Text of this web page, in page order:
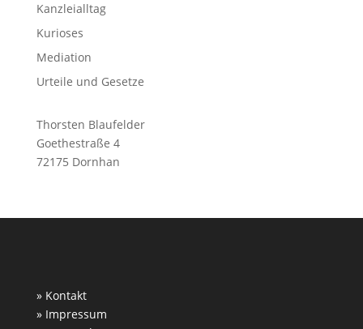
Kanzleialltag
Kurioses
Mediation
Urteile und Gesetze
Thorsten Blaufelder
Goethestraße 4
72175 Dornhan
» Kontakt
» Impressum